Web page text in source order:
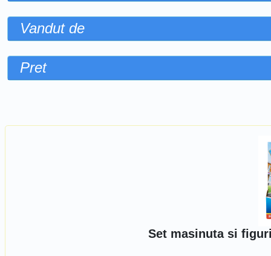
Vandut de
Pret
Set masinuta si